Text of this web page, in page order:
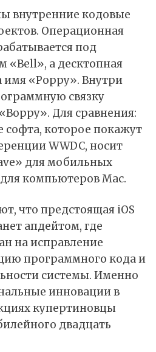
внутренние кодовые
Операционная
под
«Bell», а десктопная
имя «Poppy». Внутри
связку
Для сравнения:
софта, которое покажут
WWDC, носит
для мобильных
компьютеров Mac.
что предстоящая iOS
апдейтом, где
на исправление
программного кода и
системы. Именно
инновации в
купертиновцы
двадцать